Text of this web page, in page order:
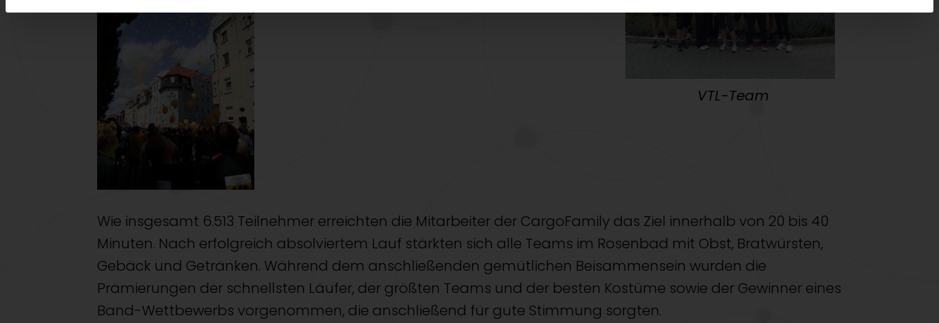
VTL-Team
Wie insgesamt 6.513 Teilnehmer erreichten die Mitarbeiter der CargoFamily das Ziel innerhalb von 20 bis 40
Minuten. Nach erfolgreich absolviertem Lauf stärkten sich alle Teams im Rosenbad mit Obst, Bratwürsten,
Gebäck und Getränken. Während dem anschließenden gemütlichen Beisammensein wurden die
Prämierungen der schnellsten Läufer, der größten Teams und der besten Kostüme sowie der Gewinner eines
Band-Wettbewerbs vorgenommen, die anschließend für gute Stimmung sorgten.